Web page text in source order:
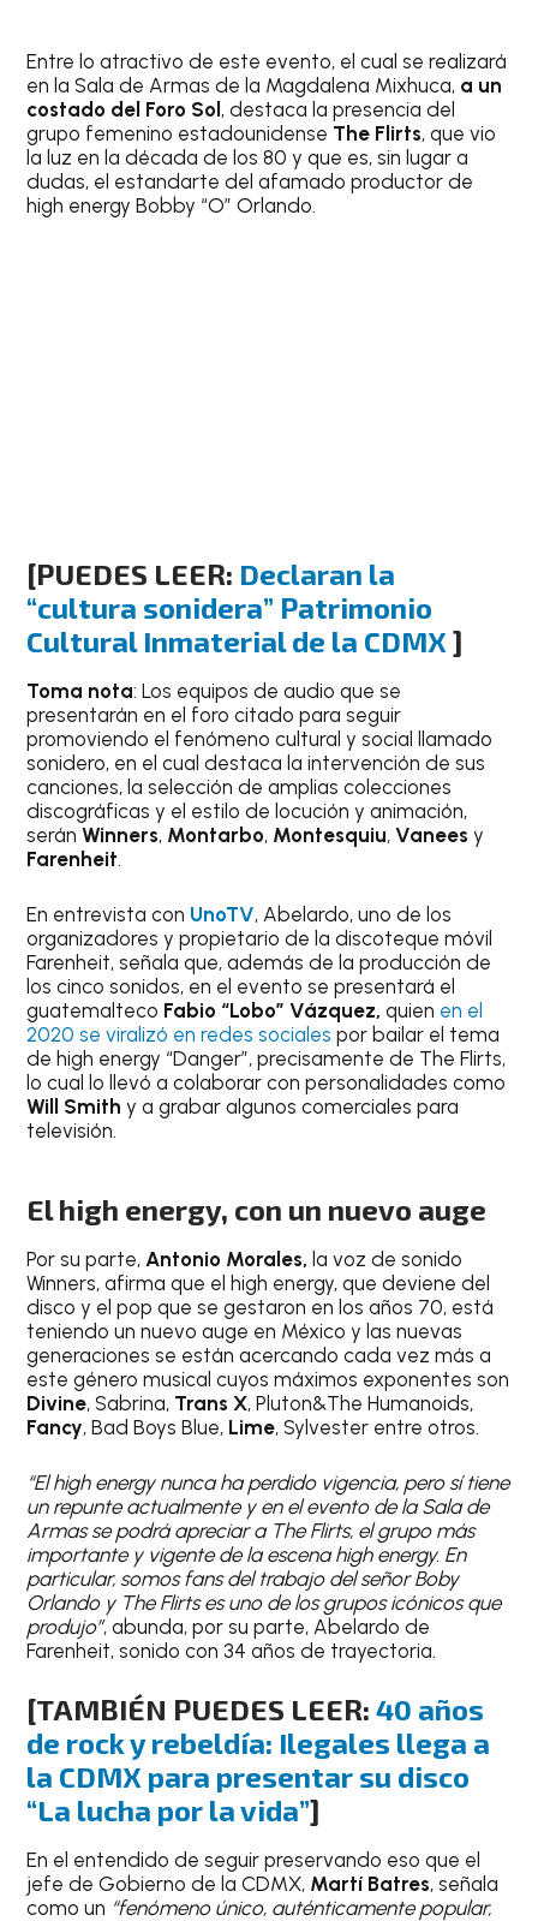
Entre lo atractivo de este evento, el cual se realizará
en la Sala de Armas de la Magdalena Mixhuca, a un
costado del Foro Sol, destaca la presencia del
grupo femenino estadounidense The Flirts, que vio
la luz en la década de los 80 y que es, sin lugar a
dudas, el estandarte del afamado productor de
high energy Bobby “O” Orlando.
[PUEDES LEER: Declaran la
“cultura sonidera” Patrimonio
Cultural Inmaterial de la CDMX ]
Toma nota: Los equipos de audio que se
presentarán en el foro citado para seguir
promoviendo el fenómeno cultural y social llamado
sonidero, en el cual destaca la intervención de sus
canciones, la selección de amplias colecciones
discográficas y el estilo de locución y animación,
seránWinners, Montarbo, Montesquiu,Vanees y
Farenheit.
En entrevista con UnoTV, Abelardo, uno de los
organizadores y propietario de la discoteque móvil
Farenheit, señala que, además de la producción de
los cinco sonidos, en el evento se presentará el
guatemalteco Fabio “Lobo” Vázquez, quien en el
2020 se viralizó en redes sociales por bailar el tema
de high energy “Danger”, precisamente de The Flirts,
lo cual lo llevó a colaborar con personalidades como
Will Smith y a grabar algunos comerciales para
televisión.
El high energy, con un nuevo auge
Por su parte,Antonio Morales, la voz de sonido
Winners, afirma que el high energy, que deviene del
disco y el pop que se gestaron en los años 70, está
teniendo un nuevo auge en México y las nuevas
generaciones se están acercando cada vez más a
este género musical cuyos máximos exponentes son
Divine, Sabrina, Trans X, Pluton&The Humanoids,
Fancy, Bad Boys Blue, Lime, Sylvester entre otros.
“El high energy nunca ha perdido vigencia, pero sí tiene
un repunte actualmente y en el evento de la Sala de
Armas se podrá apreciar a The Flirts, el grupo más
importante y vigente de la escena high energy. En
particular, somos fans del trabajo del señor Boby
Orlando y The Flirts es uno de los grupos icónicos que
produjo”, abunda, por su parte, Abelardo de
Farenheit, sonido con 34 años de trayectoria.
[TAMBIÉN PUEDES LEER:40 años
de rock y rebeldía: Ilegales llega a
la CDMX para presentar su disco
“La lucha por la vida”]
En el entendido de seguir preservando eso que el
jefe de Gobierno de la CDMX, Martí Batres, señala
como un “fenómeno único, auténticamente popular,